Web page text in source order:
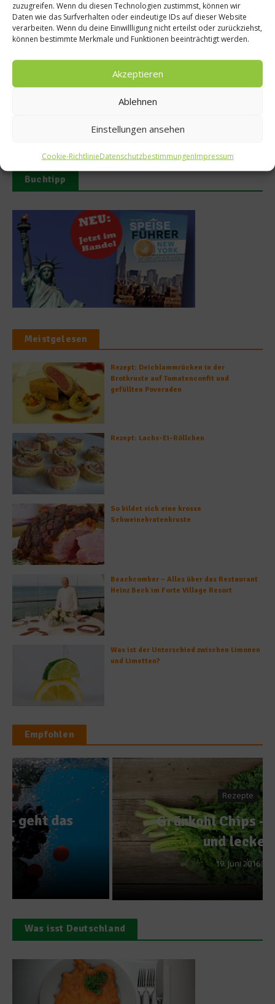
zuzugreifen. Wenn du diesen Technologien zustimmst, können wir
Daten wie das Surfverhalten oder eindeutige IDs auf dieser Website
verarbeiten. Wenn du deine Einwillligung nicht erteilst oder zurückziehst,
können bestimmte Merkmale und Funktionen beeinträchtigt werden.
Akzeptieren
Ablehnen
Einstellungen ansehen
Cookie-RichtlinieDatenschutzbestimmungenImpressum
Die richtige Ernährung für eine
Mayrlife Medical Health
9. April 2025
Buchtipp
Meistgelesen
Rezept: Deichlammrücken in der
Brotkruste auf Tomatenconfit und
gefüllten Poveraden
Rezept: Lachs-Ei-Röllchen
So bildet sich eine krosse
Schweinebratenkruste
Beachcomber – Alles über das Restaurant
Heinz Beck im Forte Village Resort
Was ist der Unterschied zwischen Limonen
und Limetten?
Empfohlen
Grünkohl Chips – Gesund
und lecker
19. Juni 2016
Was isst Deutschland